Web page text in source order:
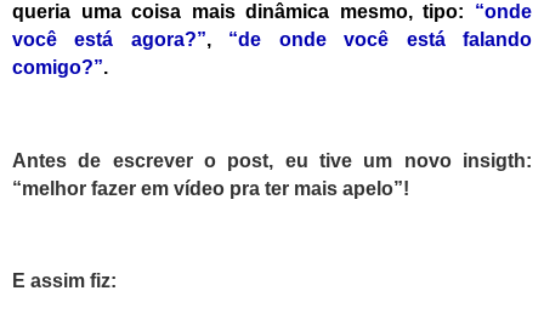
queria uma coisa mais dinâmica mesmo, tipo: “onde
você está agora?”, “de onde você está falando
comigo?”.
Antes de escrever o post, eu tive um novo insigth:
“melhor fazer em vídeo pra ter mais apelo”!
E assim fiz: